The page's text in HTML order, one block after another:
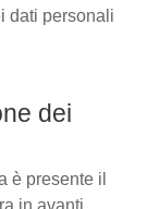
dati personali
dei
è presente il
in avanti,